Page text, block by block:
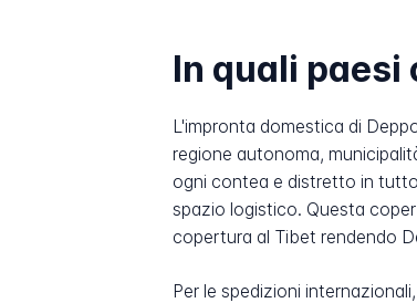
In quali paesi
L'impronta domestica di
regione autonoma,
ogni contea e distretto in
spazio logistico. Questa
copertura al Tibet rendendo
Per le spedizioni